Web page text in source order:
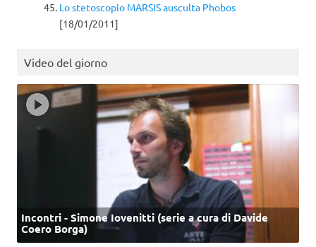
Lo stetoscopio MARSIS ausculta Phobos
[18/01/2011]
Video del giorno
Incontri - Simone Iovenitti (serie a cura di Davide
Coero Borga)